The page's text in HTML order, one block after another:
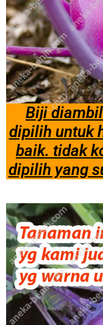
Biji
dipilih untuk
baik. tidak
dipilih yang